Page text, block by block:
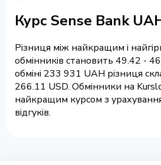
Курс Sense Bank
Різниця між найкращим і
обмінників становить 49.42 -
обміні 233 931 UAH різниця
266.11 USD. Обмінники на
найкращим курсом з
відгуків.